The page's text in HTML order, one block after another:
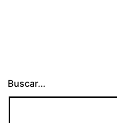
Buscar...